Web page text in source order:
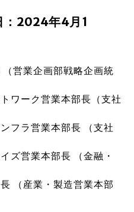
：2024年4月1
営業企画部戦略企画統
ワーク営業本部長（支社
フラ営業本部長 （支社
ズ営業本部長 （金融・
（産業・製造営業本部